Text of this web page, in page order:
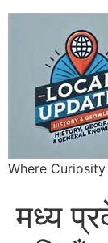
Where
मध्य